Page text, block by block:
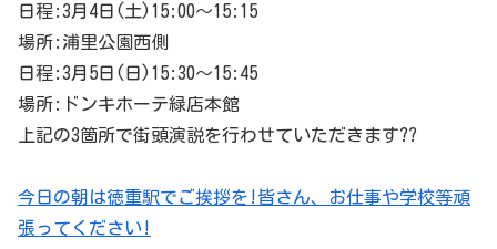
日程:3月4日(土)15:00～15:15
場所:浦里公園西側
日程:3月5日(日)15:30～15:45
場所:ドンキホーテ緑店本館
上記の3箇所で街頭演説を行わせていただきます??
今日の朝は徳重駅でご挨拶を!皆さん、お仕事や学校等頑
張ってください!